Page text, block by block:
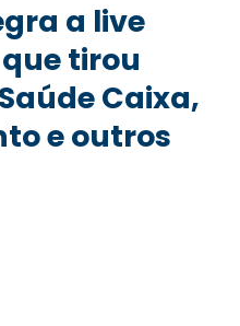
a live
tirou
Caixa,
e outros